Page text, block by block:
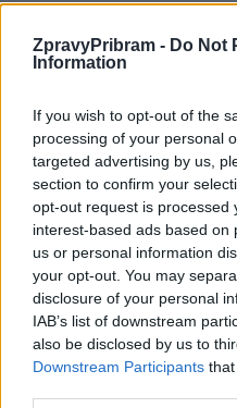
ZpravyPribram - Do Not
Information
If you wish to opt-out of the
processing of your personal
targeted advertising by us,
section to confirm your
opt-out request is processed
interest-based ads based on
us or personal information
your opt-out. You may
disclosure of your personal
IAB’s list of downstream
also be disclosed by us to
Downstream Participants
Předchozí článek
potřebným. V Příbrami se do ní
zapojí i Jana Puklová Havelková
ze spolku Radost
SOUVISEJÍCÍ ČLÁNKY
VÍCE OD AUTORA
Většina
výborné